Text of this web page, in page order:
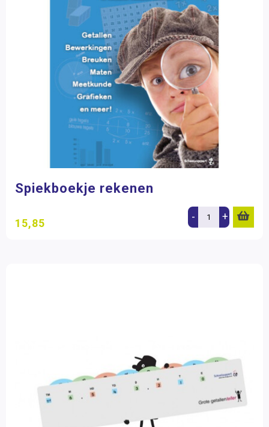
Spiekboekje rekenen
15,85 - +